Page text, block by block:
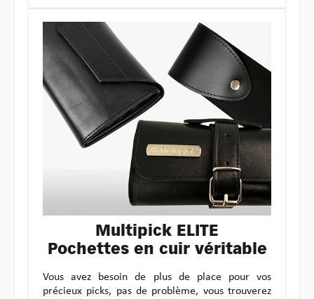
Multipick ELITE
Pochettes en cuir véritable
Vous avez besoin de plus de place pour vos
précieux picks, pas de problème, vous trouverez